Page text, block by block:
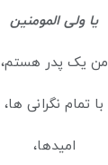
یا ولی المومنین
من یک پدر هستم،
با تمام نگرانی ها،
امیدها،